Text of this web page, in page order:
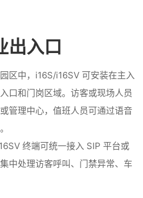
出入口
区中，i16S/i16SV 可安装在主入
口和门岗区域。访客或现场人员
管理中心，值班人员可通过语音
终端可统一接入 SIP 平台或
中处理访客呼叫、门禁异常、车